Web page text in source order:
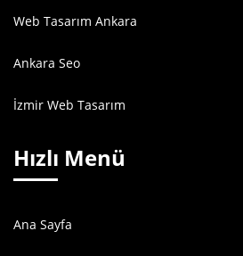
Web Tasarım Ankara
Ankara Seo
İzmir Web Tasarım
Hızlı Menü
Ana Sayfa